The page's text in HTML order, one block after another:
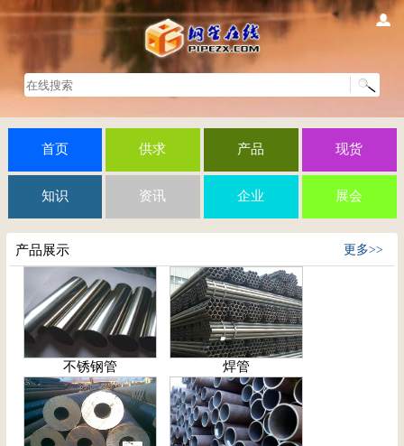
首页 供求 产品 现货
知识 资讯 企业 展会
产品展示 更多>>
不锈钢管 焊管